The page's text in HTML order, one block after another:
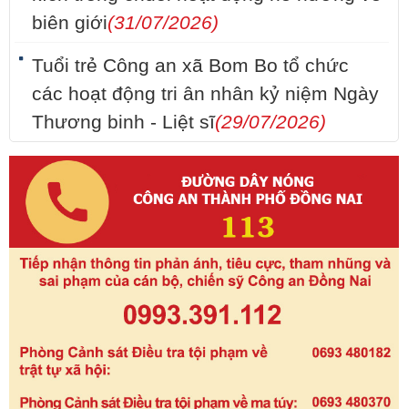
biên giới(31/07/2026)
Tuổi trẻ Công an xã Bom Bo tổ chức
các hoạt động tri ân nhân kỷ niệm Ngày
Thương binh - Liệt sĩ(29/07/2026)